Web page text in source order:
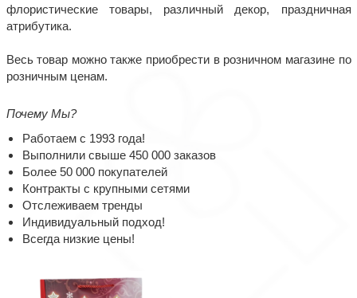
флористические товары, различный декор, праздничная
атрибутика.
Весь товар можно также приобрести в розничном магазине по
розничным ценам.
Почему Мы?
Работаем с 1993 года!
Выполнили свыше 450 000 заказов
Более 50 000 покупателей
Контракты с крупными сетями
Отслеживаем тренды
Индивидуальный подход!
Всегда низкие цены!